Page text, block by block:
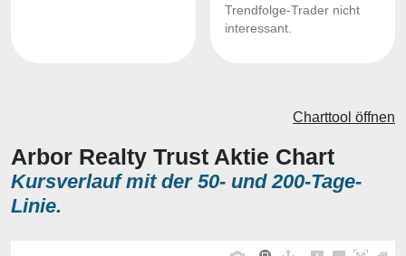
Trendfolge-Trader nicht
interessant.
Arbor Realty Trust Aktie Chart
Kursverlauf mit der 50- und 200-Tage-
Linie.
Charttool öffnen